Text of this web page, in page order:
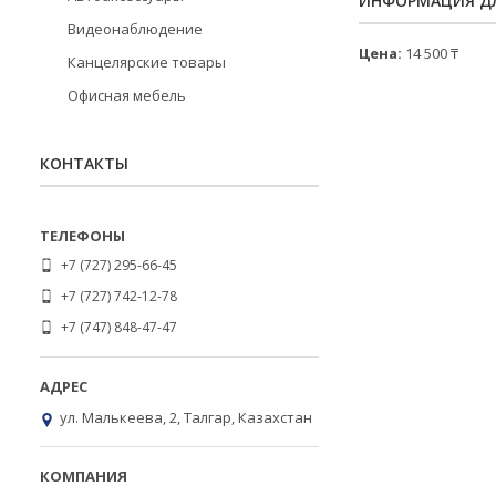
Цена: 14 500 ₸
Видеонаблюдение
Канцелярские товары
Офисная мебель
КОНТАКТЫ
+7 (727) 295-66-45
+7 (727) 742-12-78
+7 (747) 848-47-47
ул. Малькеева, 2, Талгар, Казахстан